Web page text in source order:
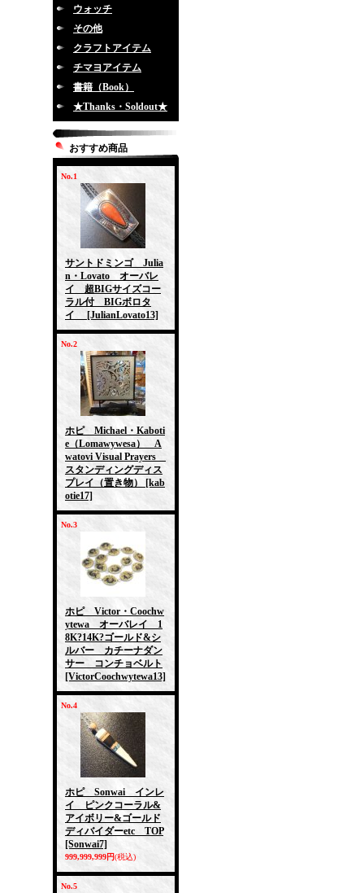
ウォッチ
その他
クラフトアイテム
チマヨアイテム
書籍（Book）
★Thanks・Soldout★
おすすめ商品
No.1
サントドミンゴ Julia
n・Lovato オーバレ
イ 超BIGサイズコー
ラル付 BIGボロタ
イ
[JulianLovato13]
No.2
ホピ Michael・Kaboti
e（Lomawywesa） A
watovi Visual Prayers
スタンディングディス
プレイ（置き物）
[kab
otie17]
No.3
ホピ Victor・Coochw
ytewa オーバレイ 1
8K?14K?ゴールド&シ
ルバー カチーナダン
サー コンチョベルト
[VictorCoochwytewa13]
No.4
ホピ Sonwai インレ
イ ピンクコーラル&
アイボリー&ゴールド
ディバイダーetc TOP
[Sonwai7]
999,999,999円(税込)
No.5